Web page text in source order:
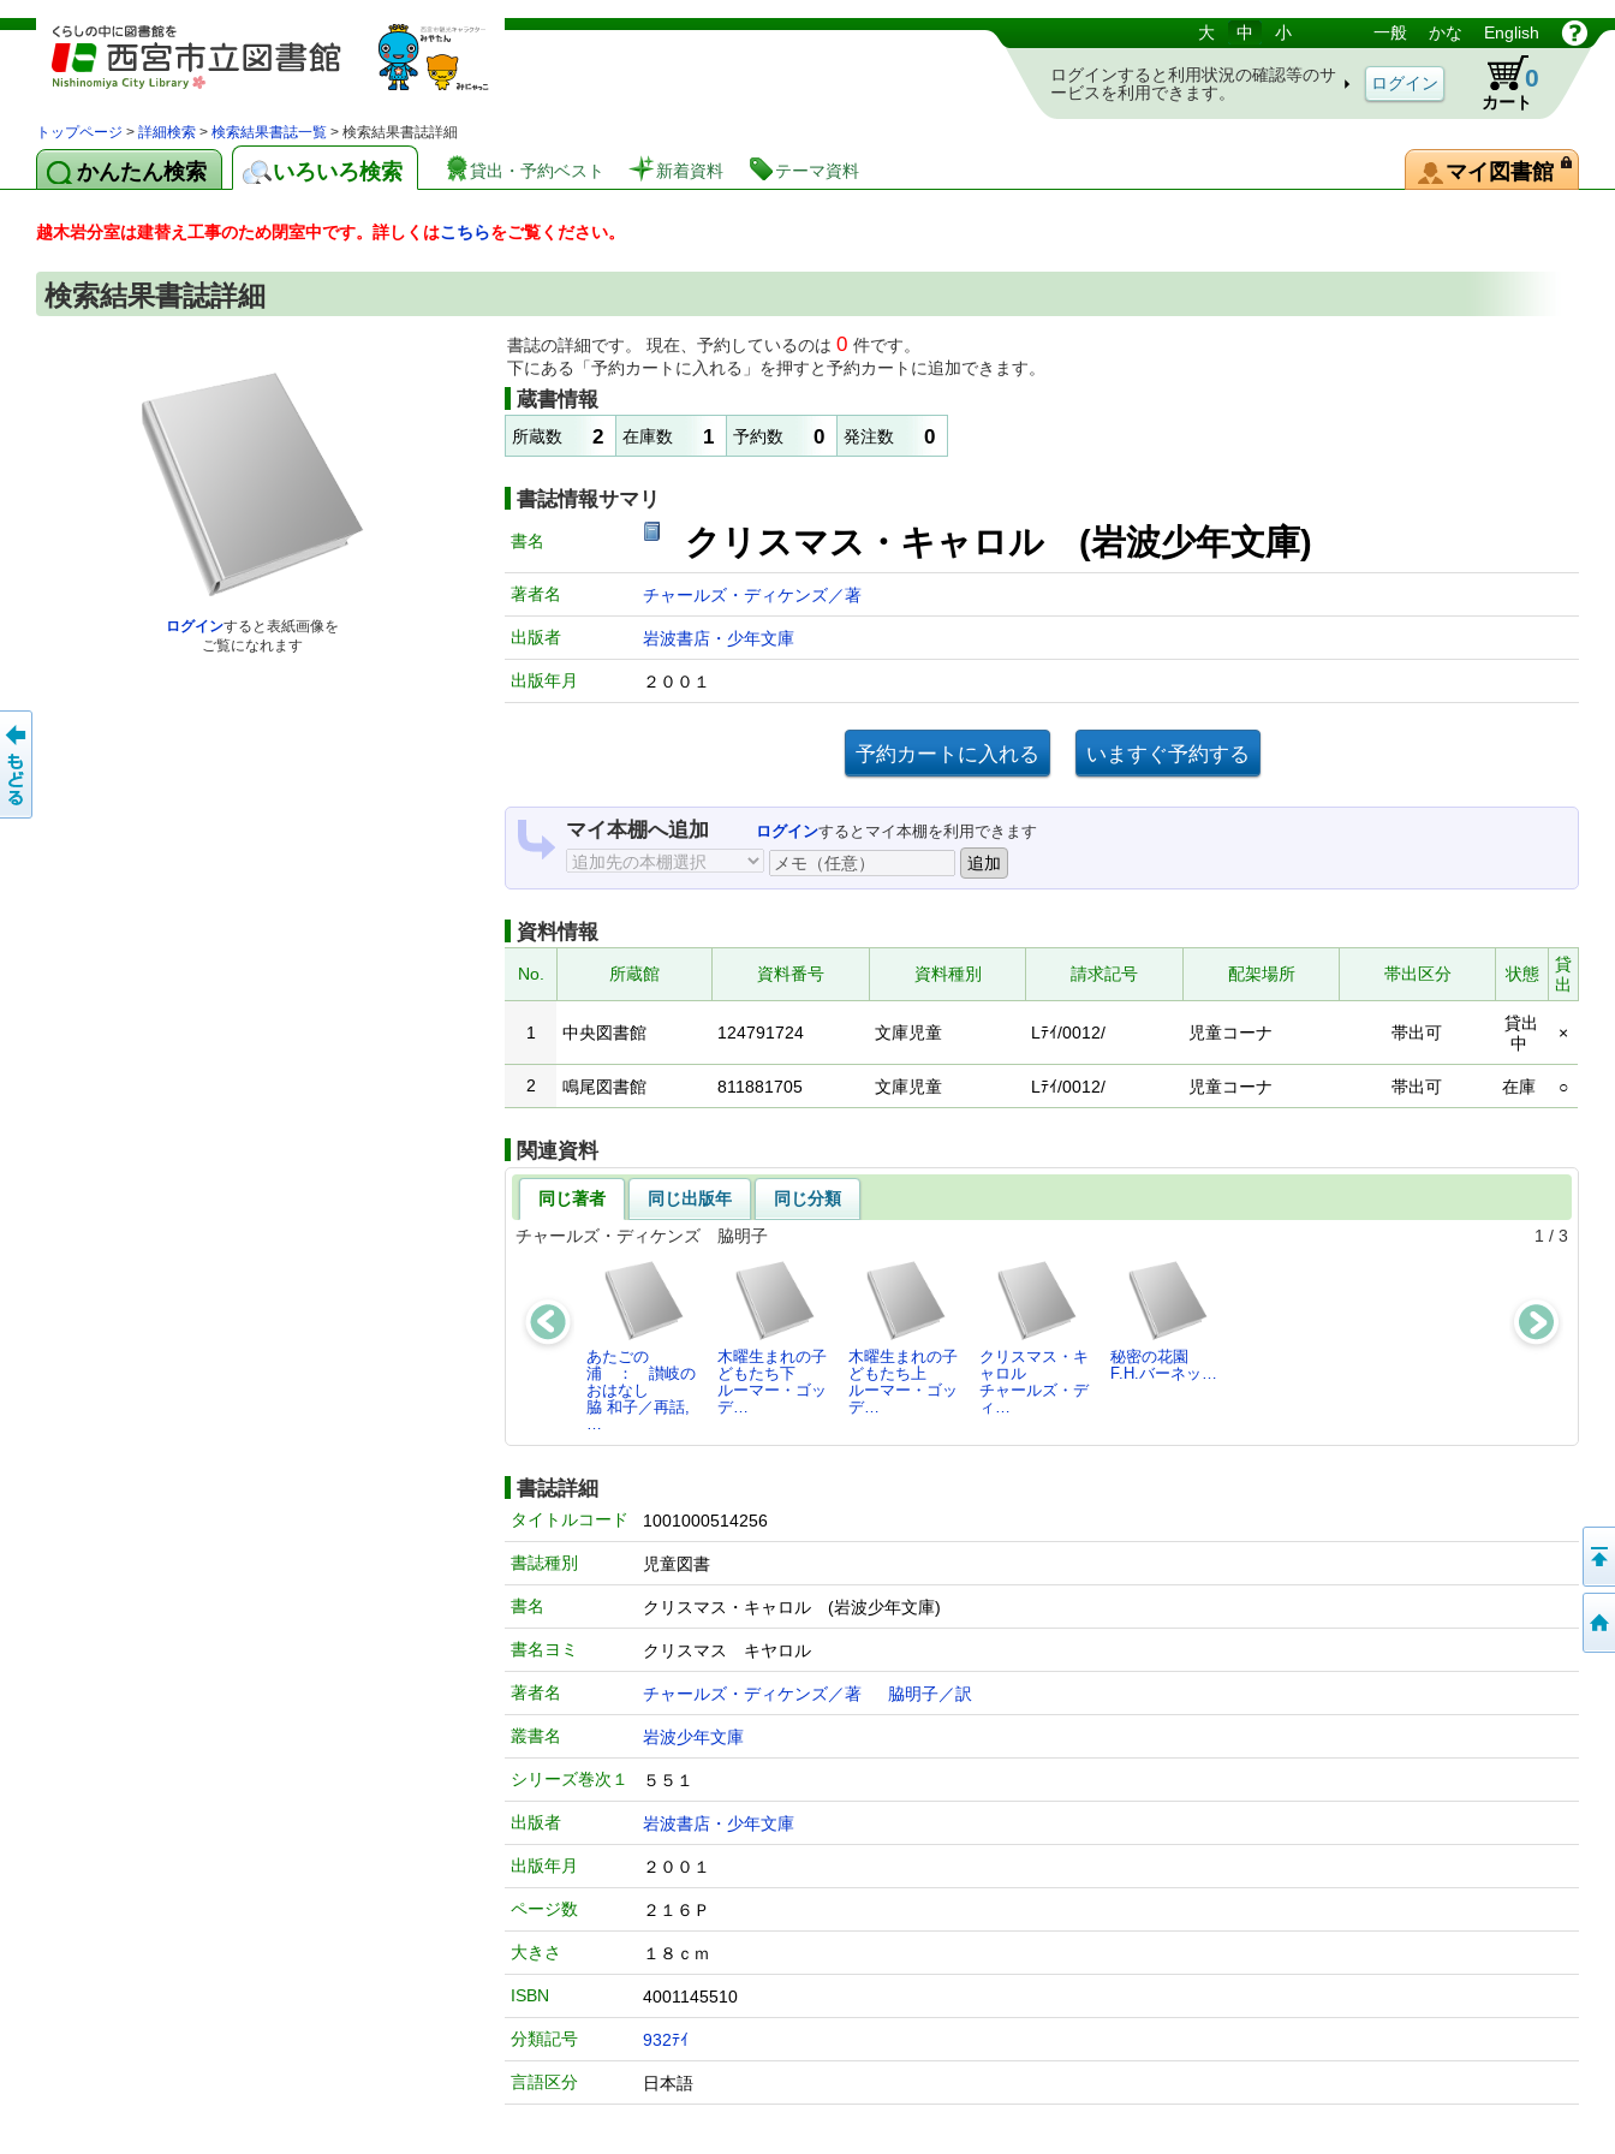
図書館 蔵書検索・予約システム 大 中 小 一般 かな English
ログインすると利用状況の確認等のサ
ービスを利用できます。
カート
0
トップページ > 詳細検索 > 検索結果書誌一覧 > 検索結果書誌詳細
かんたん検索 いろいろ検索 貸出・予約ベスト 新着資料 テーマ資料 マイ図書館
越木岩分室は建替え工事のため閉室中です。詳しくはこちらをご覧ください。
検索結果書誌詳細
ログインすると表紙画像を
ご覧になれます
書誌の詳細です。 現在、予約しているのは 0 件です。
下にある「予約カートに入れる」を押すと予約カートに追加できます。
蔵書情報
所蔵数 2 在庫数 1 予約数 0 発注数 0
書誌情報サマリ
書名 クリスマス・キャロル (岩波少年文庫)
著者名 チャールズ・ディケンズ／著
出版者 岩波書店・少年文庫
出版年月 ２００１
マイ本棚へ追加 ログインするとマイ本棚を利用できます
資料情報
No. 所蔵館 資料番号 資料種別 請求記号 配架場所 帯出区分 状態
貸
出
1 中央図書館 124791724 文庫児童 Lﾃｲ/0012/ 児童コーナ 帯出可
貸出
中
×
2 鳴尾図書館 811881705 文庫児童 Lﾃｲ/0012/ 児童コーナ 帯出可 在庫 ○
関連資料
同じ著者 同じ出版年
同じ分類
チャールズ・ディケンズ 脇明子
1 / 3
あたごの
浦 ： 讃岐の
おはなし
脇 和子／再話,
…
木曜生まれの子
どもたち下
ルーマー・ゴッ
デ…
木曜生まれの子
どもたち上
ルーマー・ゴッ
デ…
クリスマス・キ
ャロル
チャールズ・デ
ィ…
秘密の花園
F.H.バーネッ…
書誌詳細
タイトルコード 1001000514256
書誌種別 児童図書
書名 クリスマス・キャロル (岩波少年文庫)
書名ヨミ クリスマス キヤロル
著者名 チャールズ・ディケンズ／著 脇明子／訳
叢書名 岩波少年文庫
シリーズ巻次１ ５５１
出版者 岩波書店・少年文庫
出版年月 ２００１
ページ数 ２１６Ｐ
大きさ １８ｃｍ
ISBN 4001145510
分類記号 932ﾃｲ
言語区分 日本語